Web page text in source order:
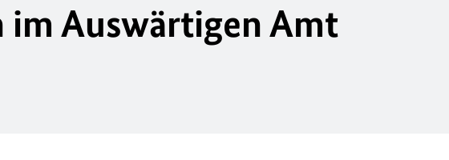
Auswärtigen Amt